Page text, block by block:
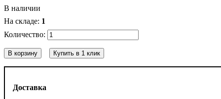
Доставка
В наличии
1
В корзину Купить в 1 клик